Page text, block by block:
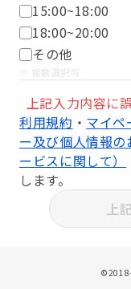
15:00~18:00
18:00~20:00
その他
※ 複数選択可
上記入力内容に
利用規約 ・ マイペ
ー及び個人情報
ービスに関して）
します。
上